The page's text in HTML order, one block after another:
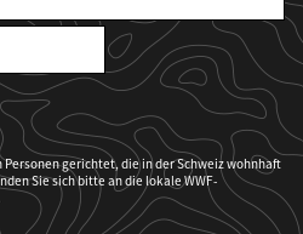
gerichtet, die in der Schweiz wohnhaft
Sie sich bitte an die lokale WWF-